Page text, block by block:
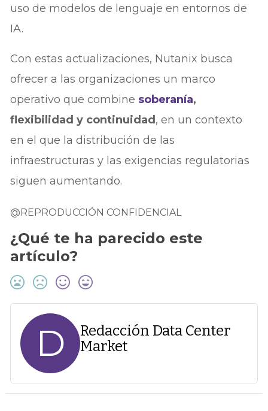
uso de modelos de lenguaje en entornos de
IA.
Con estas actualizaciones, Nutanix busca
ofrecer a las organizaciones un marco
operativo que combine soberanía,
flexibilidad y continuidad , en un contexto
en el que la distribución de las
infraestructuras y las exigencias regulatorias
siguen aumentando.
@REPRODUCCIÓN CONFIDENCIAL
¿Qué te ha parecido este
artículo?
D
Redacción Data Center
Market